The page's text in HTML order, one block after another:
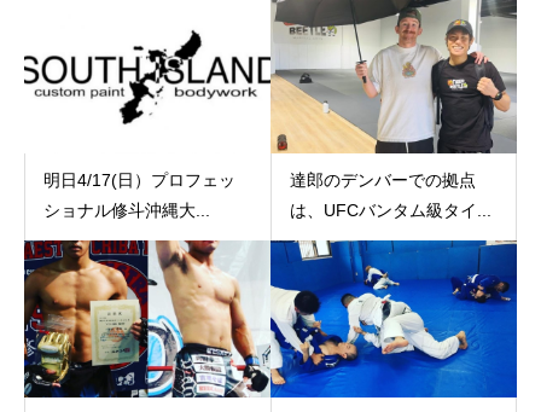
明日4/17(日）プロフェッ
ショナル修斗沖縄大...
達郎のデンバーでの拠点
は、UFCバンタム級タイ...